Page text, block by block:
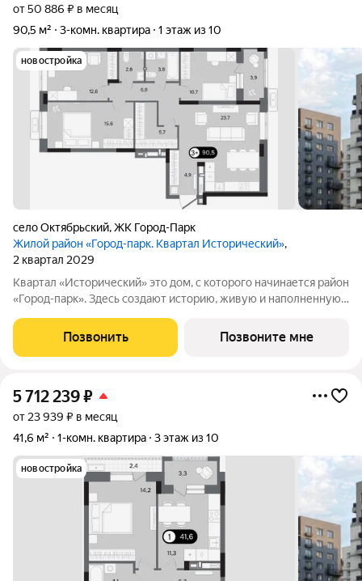
от 50 886 ₽ в месяц
90,5 м²
3-комн. квартира 1 этаж из 10
новостройка
село Октябрьский,ЖК Город-Парк
Жилой район «Город-парк. Квартал Исторический»,
2 квартал 2029
Квартал «Исторический» это дом, с которого начинается район
«Город-парк». Здесь создают историю, живую и наполненную
от семи до десяти этажей и двух десятиэтажных башен,
выходящих на
Позвонить Позвоните мне
5 712 239₽
от 23 939 ₽ в месяц
41,6 м²
1-комн. квартира 3 этаж из 10
новостройка